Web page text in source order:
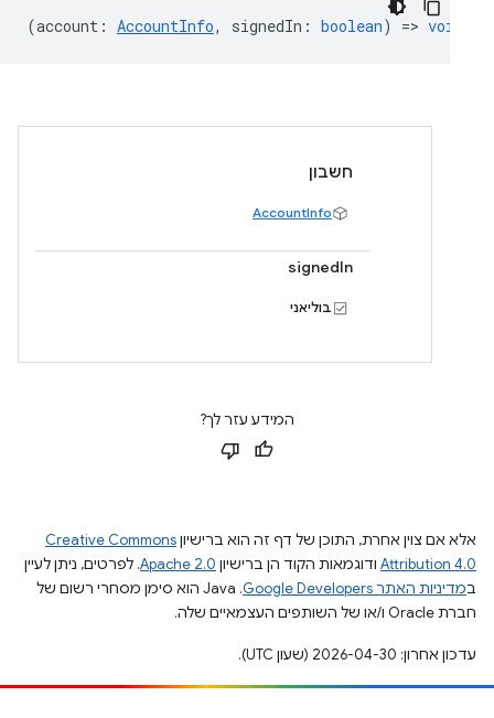
(account : AccountInfo, signedIn : boolean) => void
חשבון
AccountInfo
signedIn
בוליאני
המידע עזר לך?
אלא אם צוין אחרת, התוכן של דף זה הוא ברישיוןCreative Commons
Attribution 4.0 ודוגמאות הקוד הן ברישיון Apache 2.0. לפרטים, ניתן לעיין
במדיניות האתר Google Developers‏
.‏ Java הוא סימן מסחרי רשום של
חברת Oracle ו/או של השותפים העצמאיים שלה.
עדכון אחרון: 2026-04-30 (שעון UTC).